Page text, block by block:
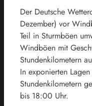
Der Deutsche
Dezember) vor
Teil in Sturmböen
Windböen mit
Stundenkilometern
In exponierten
Stundenkilometern
bis 18:00 Uhr.